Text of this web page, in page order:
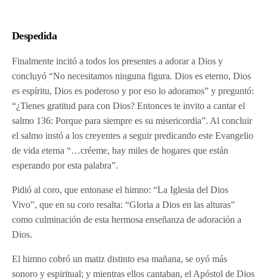
Despedida
Finalmente incitó a todos los presentes a adorar a Dios y
concluyó “No necesitamos ninguna figura. Dios es eterno, Dios
es espíritu, Dios es poderoso y por eso lo adoramos” y preguntó:
“¿Tienes gratitud para con Dios? Entonces te invito a cantar el
salmo 136: Porque para siempre es su misericordia”. Al concluir
el salmo instó a los creyentes a seguir predicando este Evangelio
de vida eterna “…créeme, hay miles de hogares que están
esperando por esta palabra”.
Pidió al coro, que entonase el himno: “La Iglesia del Dios
Vivo”, que en su coro resalta: “Gloria a Dios en las alturas”
como culminación de esta hermosa enseñanza de adoración a
Dios.
El himno cobró un matiz distinto esa mañana, se oyó más
sonoro y espiritual; y mientras ellos cantaban, el Apóstol de Dios